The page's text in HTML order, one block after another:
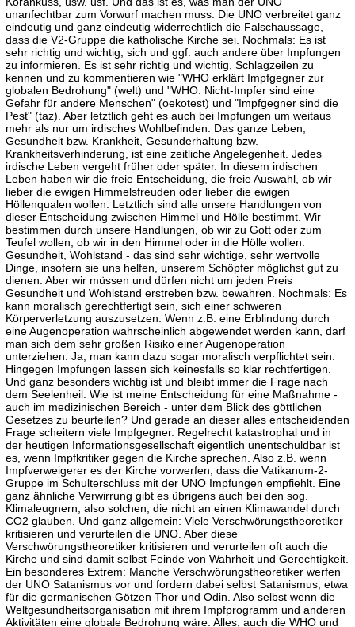
unanfechtbar zum Vorwurf machen muss: Die UNO verbreitet ganz
eindeutig und ganz eindeutig widerrechtlich die Falschaussage,
dass die V2-Gruppe die katholische Kirche sei. Nochmals: Es ist
sehr richtig und wichtig, sich und ggf. auch andere über Impfungen
zu informieren. Es ist sehr richtig und wichtig, Schlagzeilen zu
kennen und zu kommentieren wie "WHO erklärt Impfgegner zur
globalen Bedrohung" (welt) und "WHO: Nicht-Impfer sind eine
Gefahr für andere Menschen" (oekotest) und "Impfgegner sind die
Pest" (taz). Aber letztlich geht es auch bei Impfungen um weitaus
mehr als nur um irdisches Wohlbefinden: Das ganze Leben,
Gesundheit bzw. Krankheit, Gesunderhaltung bzw.
Krankheitsverhinderung, ist eine zeitliche Angelegenheit. Jedes
irdische Leben vergeht früher oder später. In diesem irdischen
Leben haben wir die freie Entscheidung, die freie Auswahl, ob wir
lieber die ewigen Himmelsfreuden oder lieber die ewigen
Höllenqualen wollen. Letztlich sind alle unsere Handlungen von
dieser Entscheidung zwischen Himmel und Hölle bestimmt. Wir
bestimmen durch unsere Handlungen, ob wir zu Gott oder zum
Teufel wollen, ob wir in den Himmel oder in die Hölle wollen.
Gesundheit, Wohlstand - das sind sehr wichtige, sehr wertvolle
Dinge, insofern sie uns helfen, unserem Schöpfer möglichst gut zu
dienen. Aber wir müssen und dürfen nicht um jeden Preis
Gesundheit und Wohlstand erstreben bzw. bewahren. Nochmals: Es
kann moralisch gerechtfertigt sein, sich einer schweren
Körperverletzung auszusetzen. Wenn z.B. eine Erblindung durch
eine Augenoperation wahrscheinlich abgewendet werden kann, darf
man sich dem sehr großen Risiko einer Augenoperation
unterziehen. Ja, man kann dazu sogar moralisch verpflichtet sein.
Hingegen Impfungen lassen sich keinesfalls so klar rechtfertigen.
Und ganz besonders wichtig ist und bleibt immer die Frage nach
dem Seelenheil: Wie ist meine Entscheidung für eine Maßnahme -
auch im medizinischen Bereich - unter dem Blick des göttlichen
Gesetzes zu beurteilen? Und gerade an dieser alles entscheidenden
Frage scheitern viele Impfgegner. Regelrecht katastrophal und in
der heutigen Informationsgesellschaft eigentlich unentschuldbar ist
es, wenn Impfkritiker gegen die Kirche sprechen. Also z.B. wenn
Impfverweigerer es der Kirche vorwerfen, dass die Vatikanum-2-
Gruppe im Schulterschluss mit der UNO Impfungen empfiehlt. Eine
ganz ähnliche Verwirrung gibt es übrigens auch bei den sog.
Klimaleugnern, also solchen, die nicht an einen Klimawandel durch
CO2 glauben. Und ganz allgemein: Viele Verschwörungstheoretiker
kritisieren und verurteilen die UNO. Aber diese
Verschwörungstheoretiker kritisieren und verurteilen oft auch die
Kirche und sind damit selbst Feinde von Wahrheit und Gerechtigkeit.
Ein besonderes Extrem: Manche Verschwörungstheoretiker werfen
der UNO Satanismus vor und fordern dabei selbst Satanismus, etwa
für die germanischen Götzen Thor und Odin. Also selbst wenn die
Weltgesundheitsorganisation mit ihrem Impfprogramm und anderen
Aktivitäten eine globale Bedrohung wäre: Alles, auch die WHO und